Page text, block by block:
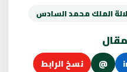
الملك محمد السادس
@ نسخ الرابط